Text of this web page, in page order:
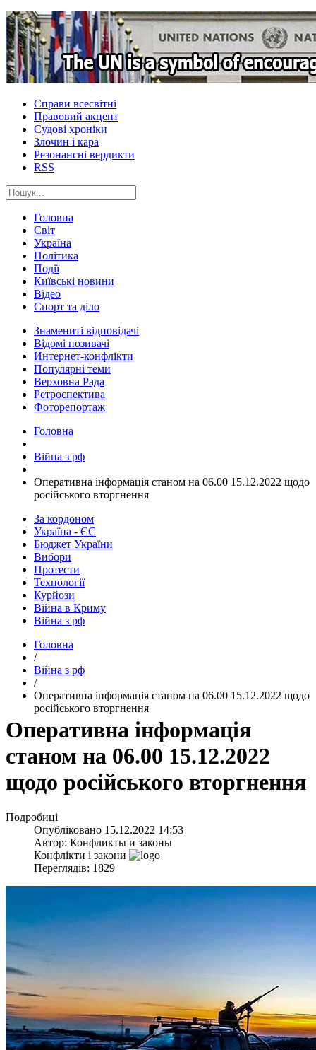
Справи всесвітні
Правовий акцент
Судові хроніки
Злочин і кара
Резонансні вердикти
RSS
Головна
Світ
Україна
Політика
Події
Київські новини
Відео
Спорт та діло
Знамениті відповідачі
Відомі позивачі
Интернет-конфлікти
Популярні теми
Верховна Рада
Ретроспектива
Фоторепортаж
Головна
Війна з рф
​Оперативна інформація станом на 06.00 15.12.2022 щодо
російського вторгнення
За кордоном
Україна - ЄС
Бюджет України
Вибори
Протести
Технології
Курйози
Війна в Криму
Війна з рф
Головна
/
Війна з рф
/
​Оперативна інформація станом на 06.00 15.12.2022 щодо
російського вторгнення
​Оперативна інформація
станом на 06.00 15.12.2022
щодо російського вторгнення
Подробиці
Опубліковано 15.12.2022 14:53
Автор: Конфликты и законы
Конфлікти і закони
Переглядів: 1829